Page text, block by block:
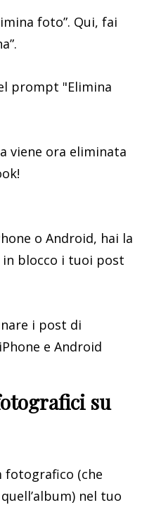
foto”. Qui, fai
viene ora eliminata
o Android, hai la
blocco i tuoi post
i post di
e Android
su
fotografico (che
nel tuo